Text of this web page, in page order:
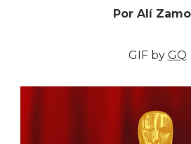
Por Alí
GIF by GQ